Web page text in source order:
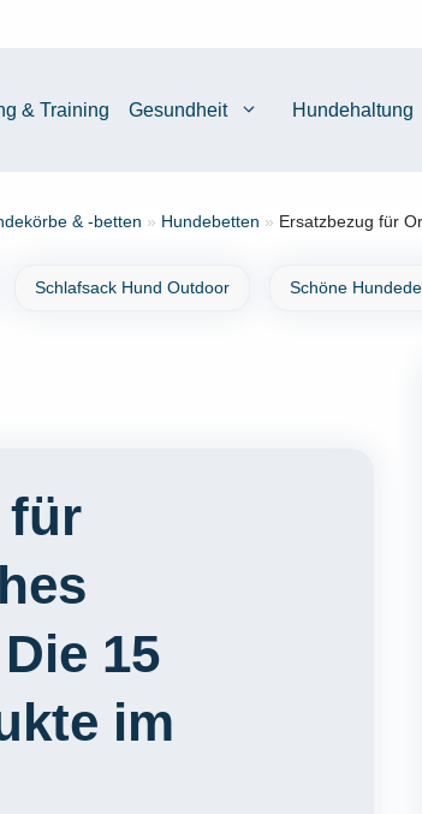
& Training Gesundheit Hundehaltung
& -betten » Hundebetten » Ersatzbezug für
Schlafsack Hund Outdoor Schöne
für
15
im